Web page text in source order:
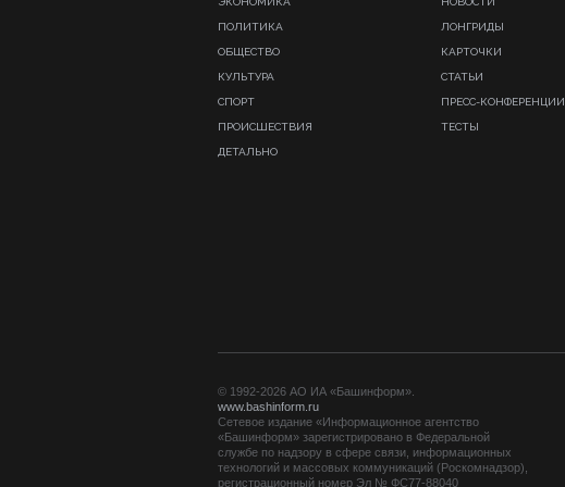
ПОЛИТИКА
ОБЩЕСТВО
КУЛЬТУРА
СПОРТ
ПРОИСШЕСТВИЯ
ДЕТАЛЬНО
ЛОНГРИДЫ
КАРТОЧКИ
СТАТЬИ
ПРЕСС-КОНФЕРЕНЦИИ
ТЕСТЫ
© 1992-2026 АО ИА «Башинформ».
www.bashinform.ru
Сетевое издание «Информационное агентство
«Башинформ» зарегистрировано в Федеральной
службе по надзору в сфере связи, информационных
технологий и массовых коммуникаций (Роскомнадзор),
регистрационный номер Эл № ФС77-88040